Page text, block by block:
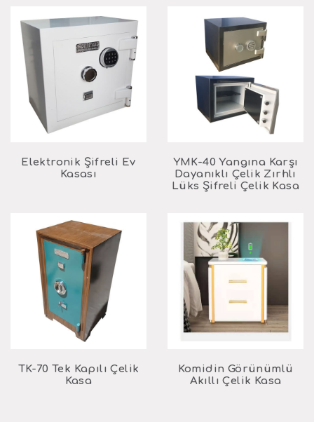
Elektronik Şifreli Ev
Kasası
YMK-40 Yangına Karşı
Dayanıklı Çelik Zırhlı
Lüks Şifreli Çelik Kasa
TK-70 Tek Kapılı Çelik
Kasa
Komidin Görünümlü
Akıllı Çelik Kasa